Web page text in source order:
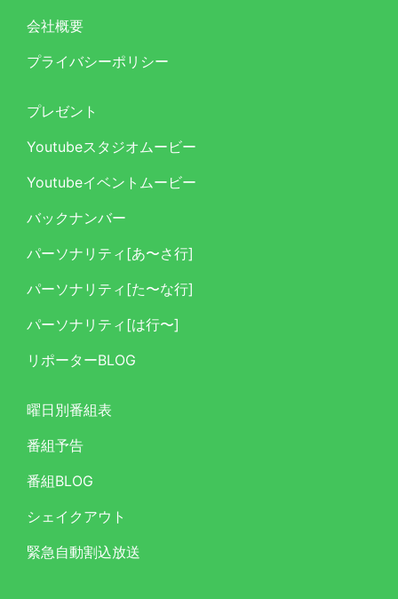
会社概要
プライバシーポリシー
プレゼント
Youtubeスタジオムービー
Youtubeイベントムービー
バックナンバー
パーソナリティ[あ〜さ行]
パーソナリティ[た〜な行]
パーソナリティ[は行〜]
リポーターBLOG
曜日別番組表
番組予告
番組BLOG
シェイクアウト
緊急自動割込放送